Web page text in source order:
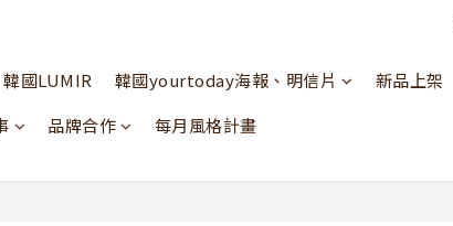
韓國LUMIR 韓國yourtoday海報、明信片 新品上架
品牌合作 每月風格計畫